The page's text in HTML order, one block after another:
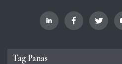
Tag Panas